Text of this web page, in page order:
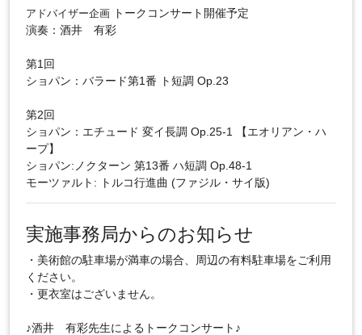
アドバイザー企画トークコンサート開催予定
演奏：酒井 有彩
第1回
ショパン：バラード第1番 ト短調 Op.23
第2回
ショパン：エチュード 変イ長調 Op.25-1 【エオリアン・ハ
ープ】
ショパン:ノクターン 第13番 ハ短調 Op.48-1
モーツァルト: トルコ行進曲 (ファジル・サイ版)
実施事務局からのお知らせ
・美術館の駐車場が満車の場合、周辺の有料駐車場をご利用
ください。
・更衣室はございません。
♪酒井 有彩先生によるトークコンサート♪